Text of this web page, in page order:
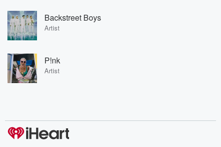
Backstreet Boys
Artist
P!nk
Artist